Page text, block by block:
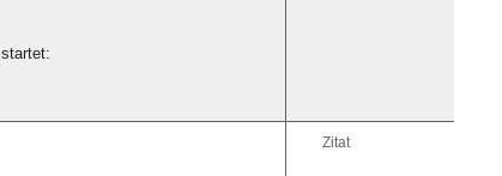
Zitat